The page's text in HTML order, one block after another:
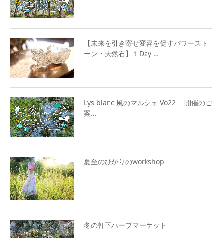
【未来を引き寄せ変容を促すパワースト
ーン・天然石】１Day …
Lys blanc 風のマルシェ Vo22 開催のご
案…
夏至のひかりのworkshop
冬の軒下ハーブマーケット